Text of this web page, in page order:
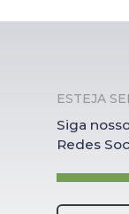
ESTEJA
Siga
Redes